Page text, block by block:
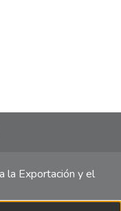
la Exportación y el